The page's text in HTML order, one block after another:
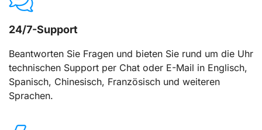
24/7-Support
Beantworten Sie Fragen und bieten Sie rund um die Uhr
technischen Support per Chat oder E-Mail in Englisch,
Spanisch, Chinesisch, Französisch und weiteren
Sprachen.